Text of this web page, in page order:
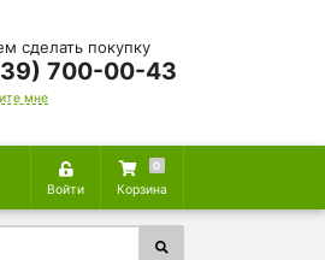
сделать покупку
700-00-43
мне
Войти
0
Корзина